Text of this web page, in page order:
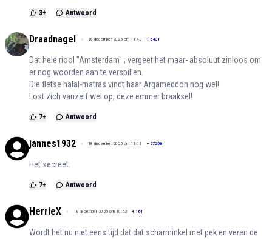
3+ Antwoord
Draadnagel 18 december 2025 om 11:43 + 5431
Dat hele riool "Amsterdam" ; vergeet het maar- absoluut zinloos om
er nog woorden aan te verspillen.
Die fletse halal-matras vindt haar Argameddon nog wel!
Lost zich vanzelf wel op, deze emmer braaksel!
7+ Antwoord
jannes1932 18 december 2025 om 11:01 + 27200
Het secreet.
7+ Antwoord
HerrieX 18 december 2025 om 10:53 + 161
Wordt het nu niet eens tijd dat dat scharminkel met pek en veren de